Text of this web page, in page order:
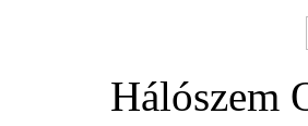
Hálószem